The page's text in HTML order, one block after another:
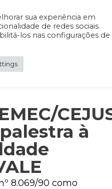
Professor Portal do Coordenador
à
8.069/90 como
sua experiência em
de redes sociais.
los nas configurações de